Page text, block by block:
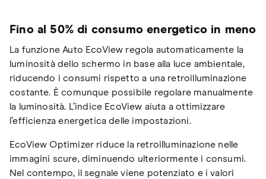
Fino al 50% di consumo energetico in meno
La funzione Auto EcoView regola automaticamente la
luminosità dello schermo in base alla luce ambientale,
riducendo i consumi rispetto a una retroilluminazione
costante. È comunque possibile regolare manualmente
la luminosità. L’indice EcoView aiuta a ottimizzare
l’efficienza energetica delle impostazioni.
EcoView Optimizer riduce la retroilluminazione nelle
immagini scure, diminuendo ulteriormente i consumi.
Nel contempo, il segnale viene potenziato e i valori